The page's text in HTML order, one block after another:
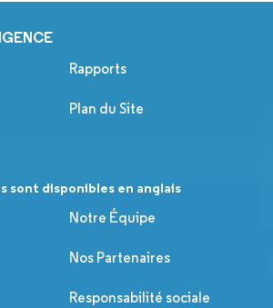
Rapports
Plan du Site
sont disponibles en anglais
Notre Équipe
Nos Partenaires
Responsabilité sociale